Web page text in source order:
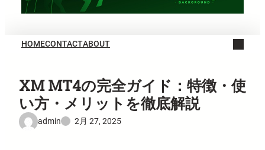
HOMECONTACTABOUT
XM MT4の完全ガイド：特徴・使
い方・メリットを徹底解説
admin 2月 27, 2025